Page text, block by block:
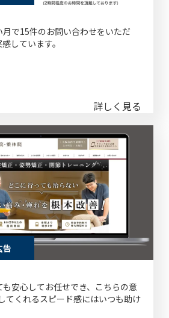
で15件のお問い合わせをいただ
しています。
詳しく見る
安心してお任せでき、こちらの意
てくれるスピード感にはいつも助け